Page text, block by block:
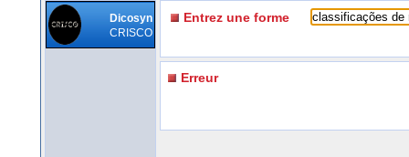
Dicosyn
CRISCO
Entrez une forme
Erreur